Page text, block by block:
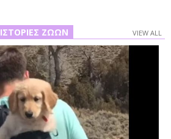
ΙΣΤΟΡΊΕΣ ΖΏΩΝ VIEW ALL